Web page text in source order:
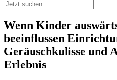
Wenn Kinder auswärts
beeinflussen
Geräuschkulisse und
Erlebnis